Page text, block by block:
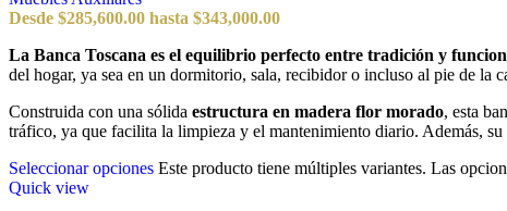
Desde $285,600.00 hasta $343,000.00
La Banca Toscana es el equilibrio perfecto entre tradición y
del hogar, ya sea en un dormitorio, sala, recibidor o incluso al pie de la
Construida con una sólida estructura en madera flor morado, esta
tráfico, ya que facilita la limpieza y el mantenimiento diario. Además, su
Seleccionar opciones Este producto tiene múltiples variantes. Las
Quick view